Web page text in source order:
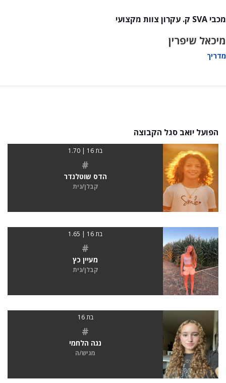
מכבי SVA ק. עקרון צוות מקצועי
מיכאל שיפרין
מדריך
הפועל יואב סגל הקבוצה
בת 16 | 1.70
#
הדס שוטלנדר
קבלן/נית
בת 16 | 1.65
#
מעיין כץ
קבלן/נית
בת 16
#
נגה הלחמי
מגיש/ה